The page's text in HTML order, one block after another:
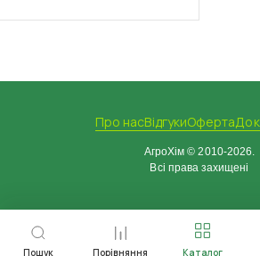
Пошук Порівняння Каталог
Про насВідгукиОферта
АгроХім © 2010-2026.
Всі права захищені